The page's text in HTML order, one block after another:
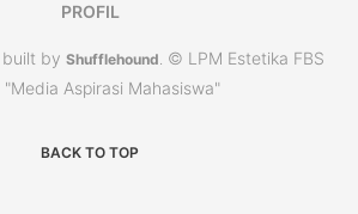
PROFIL
built by Shufflehound. © LPM Estetika FBS
"Media Aspirasi Mahasiswa"
BACK TO TOP